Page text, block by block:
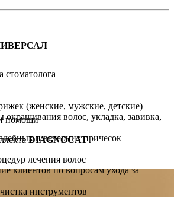
стоматолога
помощи
DIAGNOCAT
(женские, мужские, детские)
окрашивания волос, укладка, завивка,
и вечерних причесок
лечения волос
клиентов по вопросам ухода за
инструментов